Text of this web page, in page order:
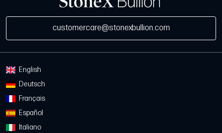
customercare@stonexbullion.com
English
Deutsch
Français
Español
Italiano